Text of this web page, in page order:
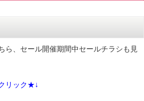
ら、セール開催期間中セールチラシも見
リック★↓